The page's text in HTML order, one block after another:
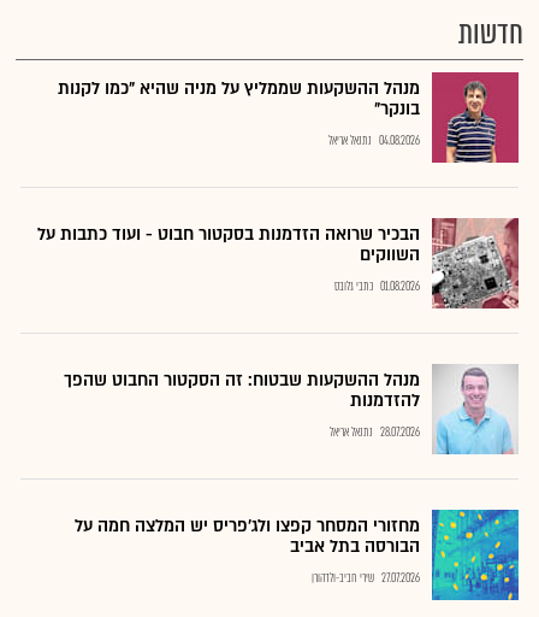
חדשות
מנהל ההשקעות שממליץ על מניה שהיא "כמו לקנות
בונקר"
04.08.2026 נתנאל אריאל
הבכיר שרואה הזדמנות בסקטור חבוט - ועוד כתבות על
השווקים
01.08.2026 כתבי גלובס
מנהל ההשקעות שבטוח: זה הסקטור החבוט שהפך
להזדמנות
28.07.2026 נתנאל אריאל
מחזורי המסחר קפצו ולג'פריס יש המלצה חמה על
הבורסה בתל אביב
27.07.2026 שירי חביב-ולדהורן